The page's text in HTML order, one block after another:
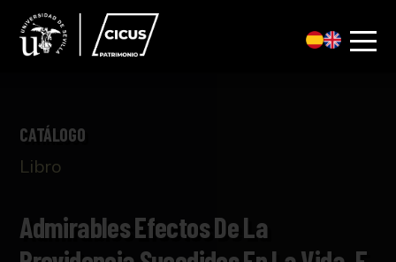
CATÁLOGO
Libro
Admirables Efectos De La